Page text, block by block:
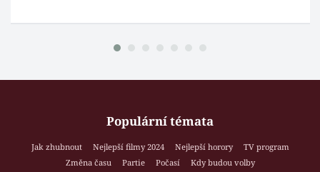
Populární témata
Jak zhubnout Nejlepší filmy 2024 Nejlepší horory
TV program
Změna času
Partie Počasí
Kdy budou volby